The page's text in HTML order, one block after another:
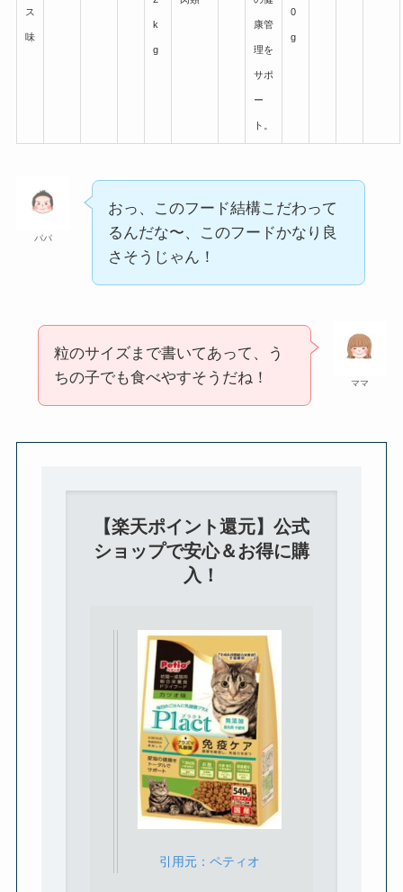
ス
味
k
g
康管
理を
サポ
ー
ト。
0
g
パパ
おっ、このフード結構こだわって
るんだな〜、このフードかなり良
さそうじゃん！
ママ
粒のサイズまで書いてあって、う
ちの子でも食べやすそうだね！
【楽天ポイント還元】公式
ショップで安心＆お得に購
入！
引用元：ペティオ